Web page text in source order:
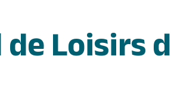
Loisirs